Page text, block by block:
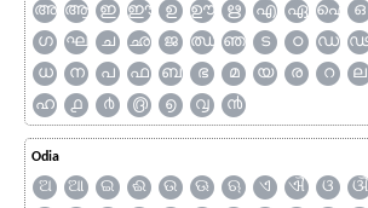
അ ആ ഇ ഈ ഉ ഊ ഋ എ ഏ ഐ ഒ
ഗ
ഘ ച ഛ ജ ഝ ഞ ട ഠ ഡ
ധ
ന പ ഫ ബ ഭ മ യ ര റ ല
ഹ
൧ ൪ ൫ ൭ ൮ ൯
Odia
ଅ ଆ ଇ ଈ ଉ ଊ ଋ ଏ ଐ ଓ ଔ